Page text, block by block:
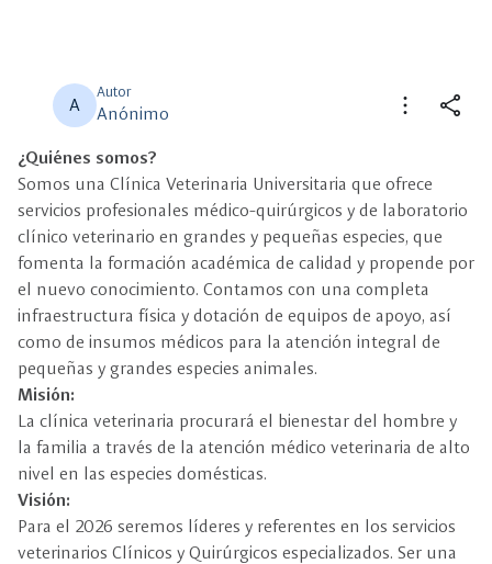
A
Autor
Anónimo more_vert share
Compartir
Seleccione un filtro
description Descripción
view_carouselMultimedia
¿Quiénes somos?
Somos una Clínica Veterinaria Universitaria que ofrece
servicios profesionales médico-quirúrgicos y de laboratorio
clínico veterinario en grandes y pequeñas especies, que
fomenta la formación académica de calidad y propende por
el nuevo conocimiento. Contamos con una completa
infraestructura física y dotación de equipos de apoyo, así
como de insumos médicos para la atención integral de
pequeñas y grandes especies animales.
Misión:
La clínica veterinaria procurará el bienestar del hombre y
la familia a través de la atención médico veterinaria de alto
nivel en las especies domésticas.
Visión:
Para el 2026 seremos líderes y referentes en los servicios
veterinarios Clínicos y Quirúrgicos especializados. Ser una